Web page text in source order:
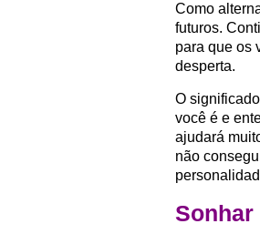
Como
futuros.
para que os
desperta.
O
você é e
ajudará
não
Sonhar